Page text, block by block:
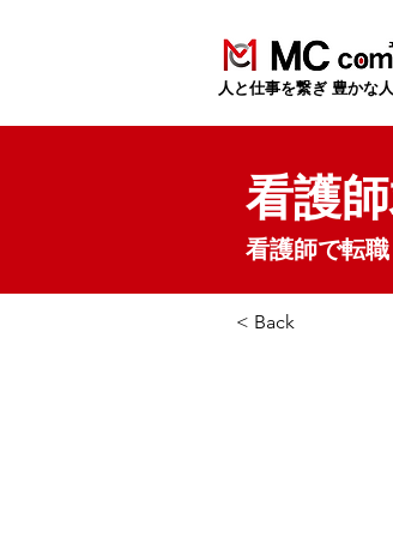
人と仕事を繋ぎ 豊かな
看護
看護師で転
< Back